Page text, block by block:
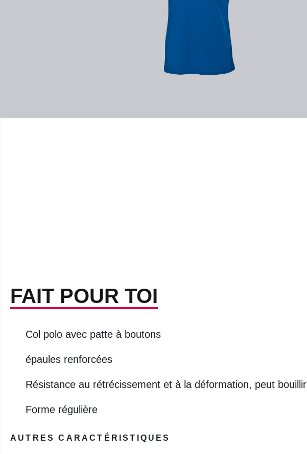
FAIT POUR TOI
Col polo avec patte à boutons
épaules renforcées
Résistance au rétrécissement et à la déformation, peut bouillir
Forme régulière
AUTRES CARACTÉRISTIQUES